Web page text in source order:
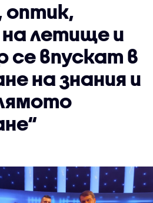
оптик,
летище и
се впускат в
на знания и